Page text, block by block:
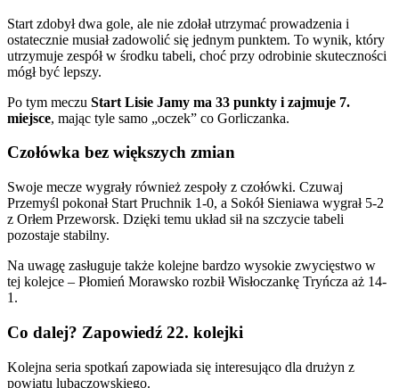
Start zdobył dwa gole, ale nie zdołał utrzymać prowadzenia i
ostatecznie musiał zadowolić się jednym punktem. To wynik, który
utrzymuje zespół w środku tabeli, choć przy odrobinie skuteczności
mógł być lepszy.
Po tym meczu Start Lisie Jamy ma 33 punkty i zajmuje 7.
miejsce, mając tyle samo „oczek” co Gorliczanka.
Czołówka bez większych zmian
Swoje mecze wygrały również zespoły z czołówki. Czuwaj
Przemyśl pokonał Start Pruchnik 1-0, a Sokół Sieniawa wygrał 5-2
z Orłem Przeworsk. Dzięki temu układ sił na szczycie tabeli
pozostaje stabilny.
Na uwagę zasługuje także kolejne bardzo wysokie zwycięstwo w
tej kolejce – Płomień Morawsko rozbił Wisłoczankę Tryńcza aż 14-
1.
Co dalej? Zapowiedź 22. kolejki
Kolejna seria spotkań zapowiada się interesująco dla drużyn z
powiatu lubaczowskiego.